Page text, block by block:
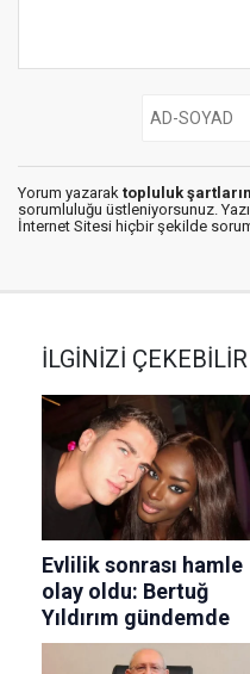
Yorum yazarak topluluk
sorumluluğu üstleniyorsunuz.
İnternet Sitesi hiçbir şekilde